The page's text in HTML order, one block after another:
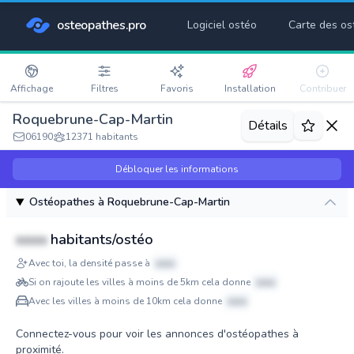
osteopathes.pro Logiciel ostéo Carte des
Affichage Filtres Favoris Installation Contribuer
Roquebrune-Cap-Martin
06190 12371 habitants
Détails
Débloquer les informations
Ostéopathes à Roquebrune-Cap-Martin
xxxx habitants/ostéo
Avec toi, la densité passe à
xxxx
Si on rajoute les villes à moins de 5km cela donne
xxxx
Avec les villes à moins de 10km cela donne
xxxx
Connectez-vous pour voir les annonces d'ostéopathes à
proximité.